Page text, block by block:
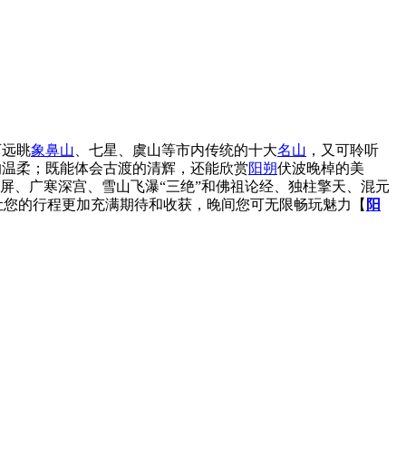
眺象鼻山 、七星、虞山等市内传统的十大名山 ，又可聆听
柔；既能体会古渡的清辉，还能欣赏阳朔伏波晚棹的美
广寒深宫、雪山飞瀑“三绝”和佛祖论经、独柱擎天、混元
的行程更加充满期待和收获，晚间您可无限畅玩魅力【 阳